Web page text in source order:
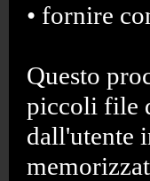
• fornire
Questo
piccoli file
dall'utente